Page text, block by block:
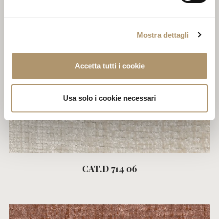
Mostra dettagli
Accetta tutti i cookie
Usa solo i cookie necessari
CAT.D 714 06